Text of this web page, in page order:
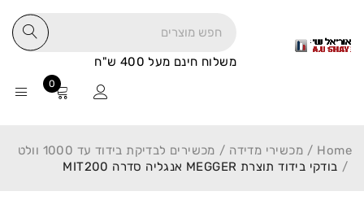
משלוח חינם מעל 400 ש"ח
0
Home
/ מכשירי מדידה / מכשירים לבדיקת בידוד עד 1000 וולט
/ בודקי בידוד תוצרת MEGGER אנגליה סדרה MIT200